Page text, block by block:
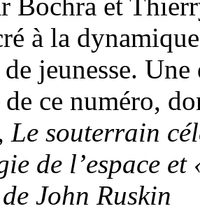
à la
jeunesse.
de ce numéro,
Le souterrain
de l’espace
John Ruskin